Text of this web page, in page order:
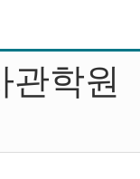
관학원